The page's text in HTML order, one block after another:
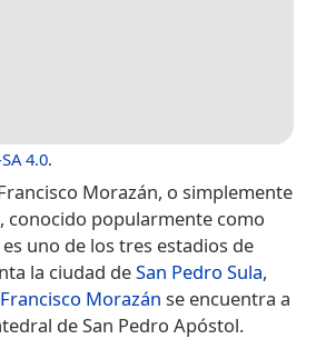
4.0.
Morazán, o simplemente
conocido popularmente como
uno de los tres estadios de
la ciudad deSan Pedro Sula,
Morazán se encuentra a
de San Pedro Apóstol.